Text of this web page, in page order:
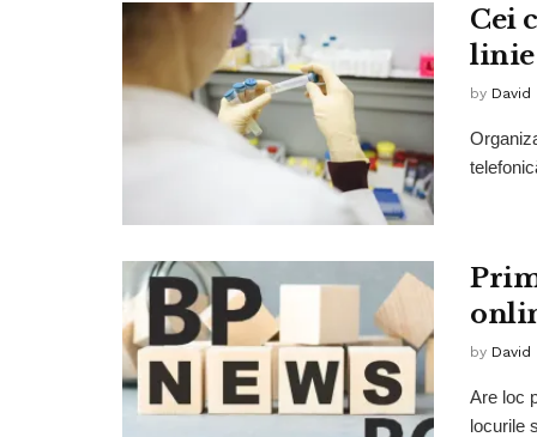
Cei
linie
by David
by David
Are loc
locurile